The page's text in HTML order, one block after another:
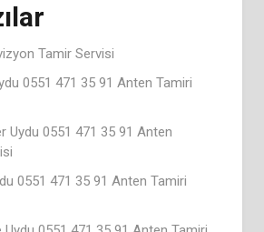
Tamir Servisi
0551 471 35 91 Anten Tamiri
Uydu 0551 471 35 91 Anten
0551 471 35 91 Anten Tamiri